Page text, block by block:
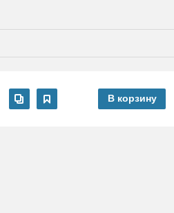
В корзину